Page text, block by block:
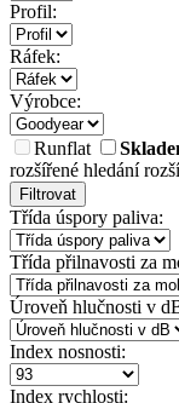
Profil:
Ráfek:
Výrobce:
Runflat
rozšířené hledání
Filtrovat
Třída úspory paliva:
Třída přilnavosti za
Úroveň hlučnosti v
Index nosnosti:
Index rychlosti: